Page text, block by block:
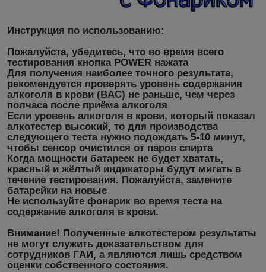
Инструкция по использованию:
Пожалуйста, убедитесь, что во время всего
тестирования кнопка POWER нажата
Для получения наиболее точного результата,
рекомендуется проверять уровень содержания
алкоголя в крови (BAC) не раньше, чем через
полчаса после приёма алкоголя
Если уровень алкоголя в крови, который показал
алкотестер высокий, то для производства
следующего теста нужно подождать 5-10 минут,
чтобы сенсор очистился от паров спирта
Когда мощности батареек не будет хватать,
красный и жёлтый индикаторы будут мигать в
течение тестирования. Пожалуйста, замените
батарейки на новые
Не используйте фонарик во время теста на
содержание алкоголя в крови.
Внимание! Полученные алкотестером результаты
не могут служить доказательством для
сотрудников ГAИ, а являются лишь средством
оценки собственного состояния.